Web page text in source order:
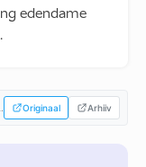
edendame
Originaal Arhiiv